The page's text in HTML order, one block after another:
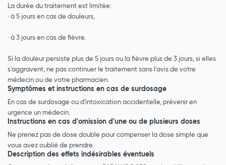
La durée du traitement est limitée:
· à 5 jours en cas de douleurs,
· à 3 jours en cas de fièvre.
Si la douleur persiste plus de 5 jours ou la fièvre plus de 3 jours, si elles
s'aggravent, ne pas continuer le traitement sans l'avis de votre
médecin ou de votre pharmacien.
Symptômes et instructions en cas de surdosage
En cas de surdosage ou d'intoxication accidentelle, prévenir en
urgence un médecin.
Instructions en cas d'omission d'une ou de plusieurs doses
Ne prenez pas de dose double pour compenser la dose simple que
vous avez oublié de prendre.
Description des effets indésirables éventuels